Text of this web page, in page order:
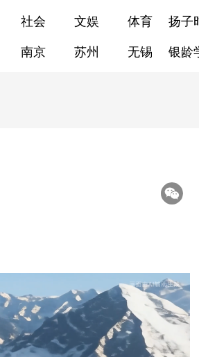
社会 文娱 体育 扬子
南京 苏州 无锡 银龄